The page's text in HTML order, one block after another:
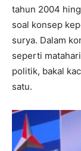
tahun 2004
soal konsep
surya. Dalam
seperti
politik, bakal
satu.